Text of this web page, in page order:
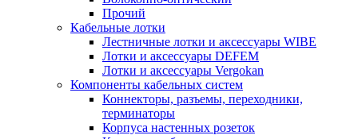
Прочий
Кабельные лотки
Лестничные лотки и аксессуары WIBE
Лотки и аксессуары DEFEM
Лотки и аксессуары Vergokan
Компоненты кабельных систем
Коннекторы, разъемы, переходники,
терминаторы
Корпуса настенных розеток